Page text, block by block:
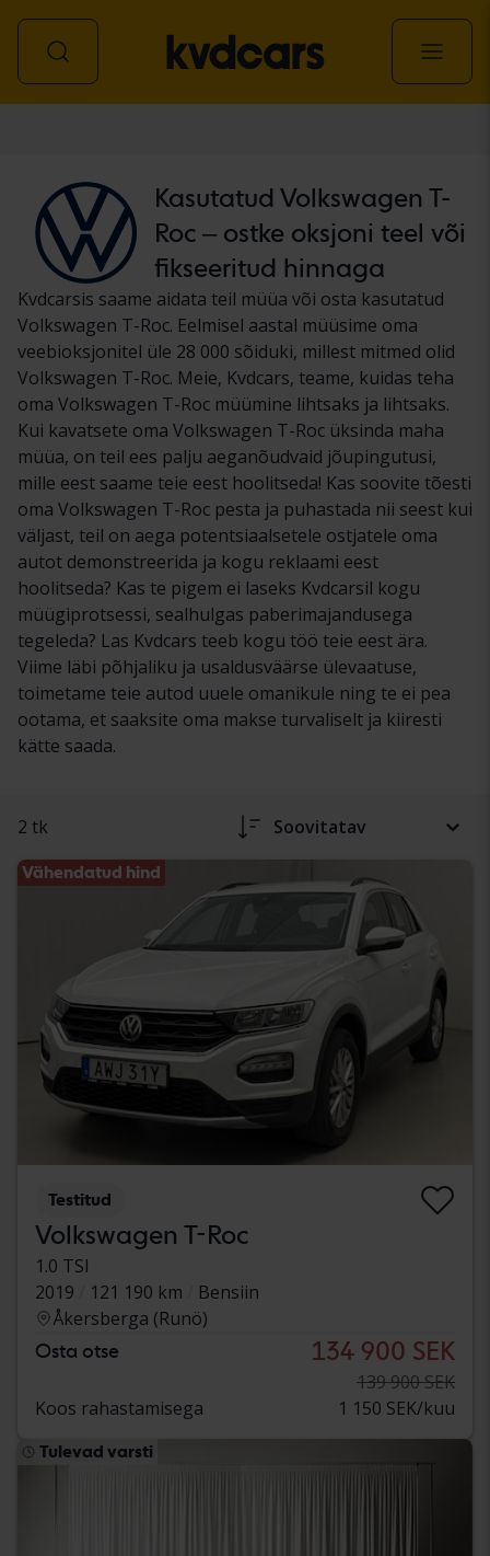
Kasutatud Volkswagen T-
Roc – ostke oksjoni teel või
fikseeritud hinnaga
Kvdcarsis saame aidata teil müüa või osta kasutatud
Volkswagen T-Roc. Eelmisel aastal müüsime oma
veebioksjonitel üle 28 000 sõiduki, millest mitmed olid
Volkswagen T-Roc. Meie, Kvdcars, teame, kuidas teha
oma Volkswagen T-Roc müümine lihtsaks ja lihtsaks.
Kui kavatsete oma Volkswagen T-Roc üksinda maha
müüa, on teil ees palju aeganõudvaid jõupingutusi,
mille eest saame teie eest hoolitseda! Kas soovite tõesti
oma Volkswagen T-Roc pesta ja puhastada nii seest kui
väljast, teil on aega potentsiaalsetele ostjatele oma
autot demonstreerida ja kogu reklaami eest
hoolitseda? Kas te pigem ei laseks Kvdcarsil kogu
müügiprotsessi, sealhulgas paberimajandusega
tegeleda? Las Kvdcars teeb kogu töö teie eest ära.
Viime läbi põhjaliku ja usaldusväärse ülevaatuse,
toimetame teie autod uuele omanikule ning te ei pea
ootama, et saaksite oma makse turvaliselt ja kiiresti
kätte saada.
2 tk Soovitatav
Vähendatud hind
Testitud
Volkswagen T-Roc
1.0 TSI
2019
121 190 km
Bensiin
Åkersberga (Runö)
Osta otse 134 900 SEK
139 900 SEK
Koos rahastamisega
1 150 SEK/kuu
Tulevad varsti